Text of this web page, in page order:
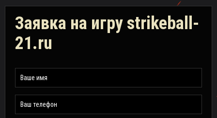
Заявка на игру strikeball-
21.ru